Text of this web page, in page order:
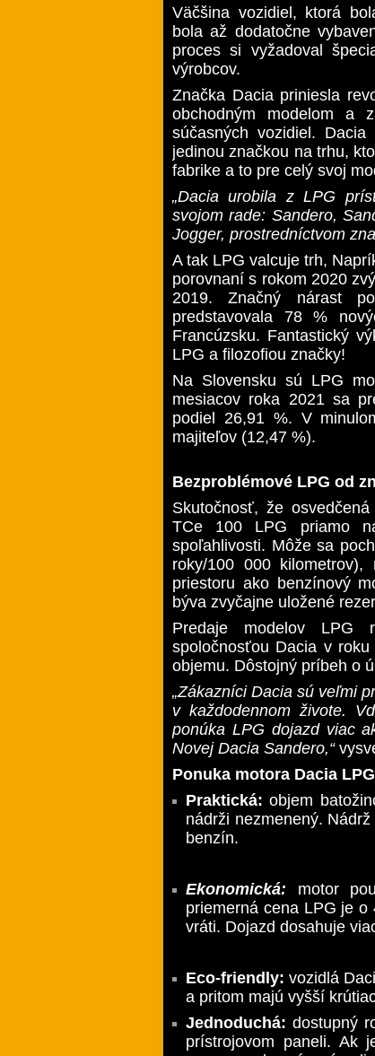
Väčšina vozidiel, ktorá
bola až dodatočne
proces si vyžadoval
výrobcov.
Značka Dacia priniesla
obchodným modelom a
súčasných vozidiel.
jedinou značkou na trhu,
fabrike a to pre celý svoj
„Dacia urobila z LPG
svojom rade: Sandero,
Jogger, prostredníctvom
A tak LPG valcuje trh,
porovnaní s rokom 2020
2019. Značný nárast
predstavovala 78 %
Francúzsku. Fantastický
LPG a filozofiou značky!
Na Slovensku sú LPG
mesiacov roka 2021 sa
podiel 26,91 %. V
majiteľov (12,47 %).
Bezproblémové LPG od
Skutočnosť, že
TCe 100 LPG priamo
spoľahlivosti. Môže sa
roky/100 000
priestoru ako benzínový
býva zvyčajne uložené
Predaje modelov LPG
spoločnosťou Dacia v
objemu. Dôstojný príbeh o
„Zákazníci Dacia sú veľmi
v každodennom živote.
ponúka LPG dojazd viac
Novej Dacia Sandero,“
Ponuka motora Dacia
Praktická: objem
nádrži nezmenený.
benzín.
Ekonomická: motor
priemerná cena LPG je
vráti. Dojazd dosahuje
Eco-friendly: vozidlá
a pritom majú vyšší
Jednoduchá: dostupný
prístrojovom paneli. Ak